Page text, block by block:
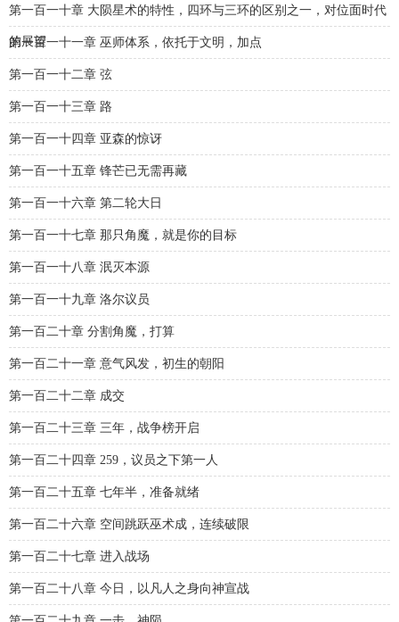
第一百一十章 大陨星术的特性，四环与三环的区别之一，对位面时代
的展望
第一百一十一章 巫师体系，依托于文明，加点
第一百一十二章 弦
第一百一十三章 路
第一百一十四章 亚森的惊讶
第一百一十五章 锋芒已无需再藏
第一百一十六章 第二轮大日
第一百一十七章 那只角魔，就是你的目标
第一百一十八章 泯灭本源
第一百一十九章 洛尔议员
第一百二十章 分割角魔，打算
第一百二十一章 意气风发，初生的朝阳
第一百二十二章 成交
第一百二十三章 三年，战争榜开启
第一百二十四章 259，议员之下第一人
第一百二十五章 七年半，准备就绪
第一百二十六章 空间跳跃巫术成，连续破限
第一百二十七章 进入战场
第一百二十八章 今日，以凡人之身向神宣战